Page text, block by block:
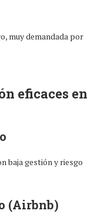
muy demandada por
eficaces en
baja gestión y riesgo
(Airbnb)